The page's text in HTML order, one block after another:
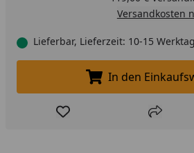
Versandkosten
Lieferbar, Lieferzeit: 10-15
In den
In den
Produkt zur Wunschliste
Teilen